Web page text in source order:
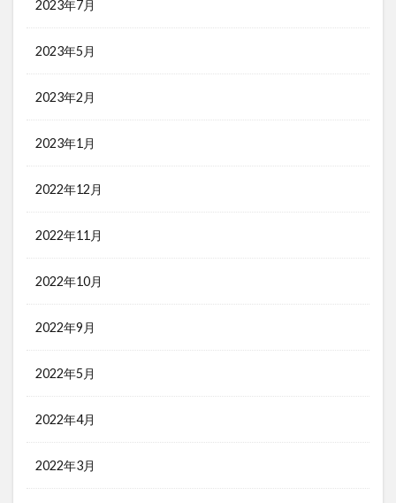
2023年7月
2023年5月
2023年2月
2023年1月
2022年12月
2022年11月
2022年10月
2022年9月
2022年5月
2022年4月
2022年3月